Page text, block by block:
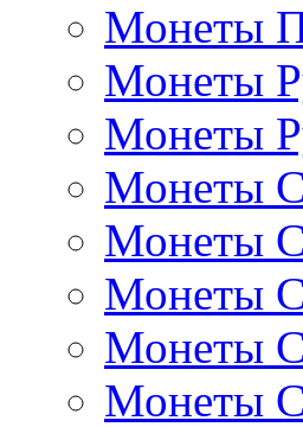
Монеты
Монеты
Монеты
Монеты
Монеты
Монеты
Монеты
Монеты